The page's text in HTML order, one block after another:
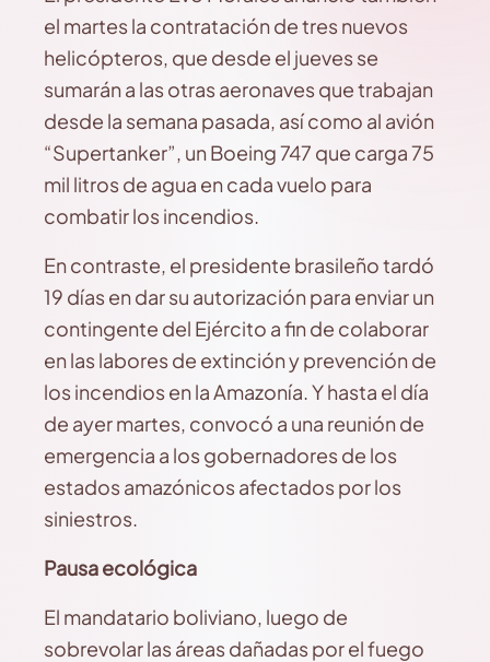
el martes la contratación de tres nuevos
helicópteros, que desde el jueves se
sumarán a las otras aeronaves que trabajan
desde la semana pasada, así como al avión
“Supertanker”, un Boeing 747 que carga 75
mil litros de agua en cada vuelo para
combatir los incendios.
En contraste, el presidente brasileño tardó
19 días en dar su autorización para enviar un
contingente del Ejército a fin de colaborar
en las labores de extinción y prevención de
los incendios en la Amazonía. Y hasta el día
de ayer martes, convocó a una reunión de
emergencia a los gobernadores de los
estados amazónicos afectados por los
siniestros.
Pausa ecológica
El mandatario boliviano, luego de
sobrevolar las áreas dañadas por el fuego